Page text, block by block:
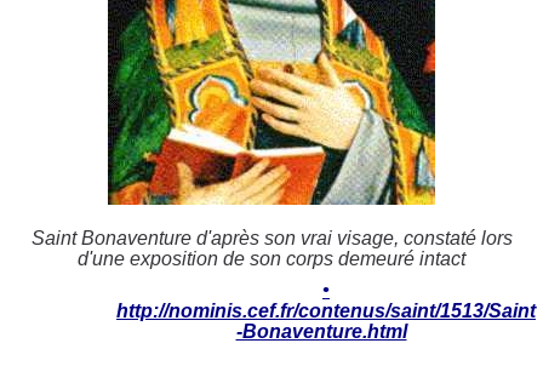
Saint Bonaventure d'après son vrai visage, constaté lors
d'une exposition de son corps demeuré intact
•
http://nominis.cef.fr/contenus/saint/1513/Saint
-Bonaventure.html